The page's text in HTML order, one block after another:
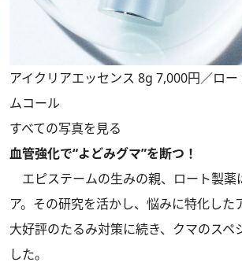
アイクリアエッセンス 8g 7,000円／ロ
ムコール
すべての写真を見る
血管強化で“よどみグマ”を断つ！
エピステームの生みの親、ロート製薬
ア。その研究を活かし、悩みに特化した
大好評のたるみ対策に続き、クマのスペ
した。